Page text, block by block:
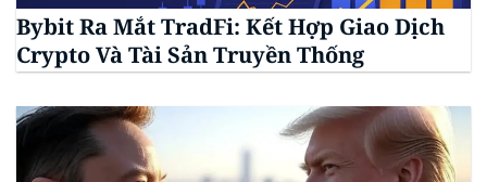
Bybit Ra Mắt TradFi: Kết Hợp Giao Dịch
Crypto Và Tài Sản Truyền Thống